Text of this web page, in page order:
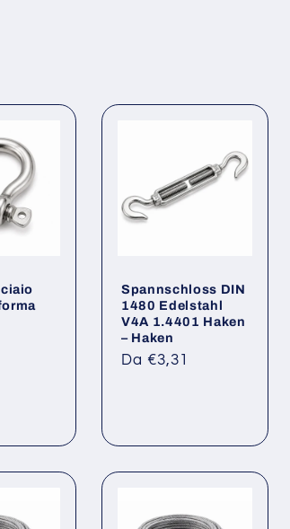
Spannschloss DIN
1480 Edelstahl
V4A 1.4401 Haken
– Haken
Prezzo
Da €3,31